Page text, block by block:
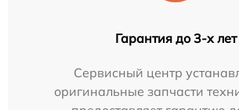
Гарантия до 3-х лет
Сервисный центр
оригинальные запчасти